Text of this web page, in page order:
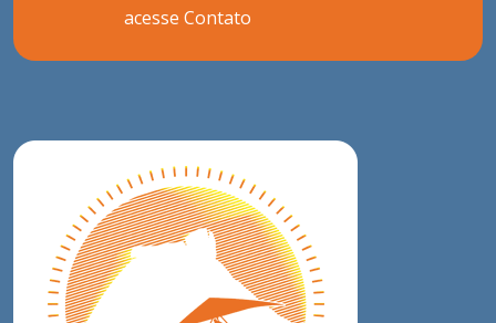
acesse Contato